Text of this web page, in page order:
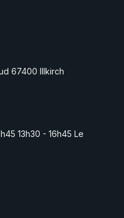
67400 Illkirch
13h30 - 16h45 Le